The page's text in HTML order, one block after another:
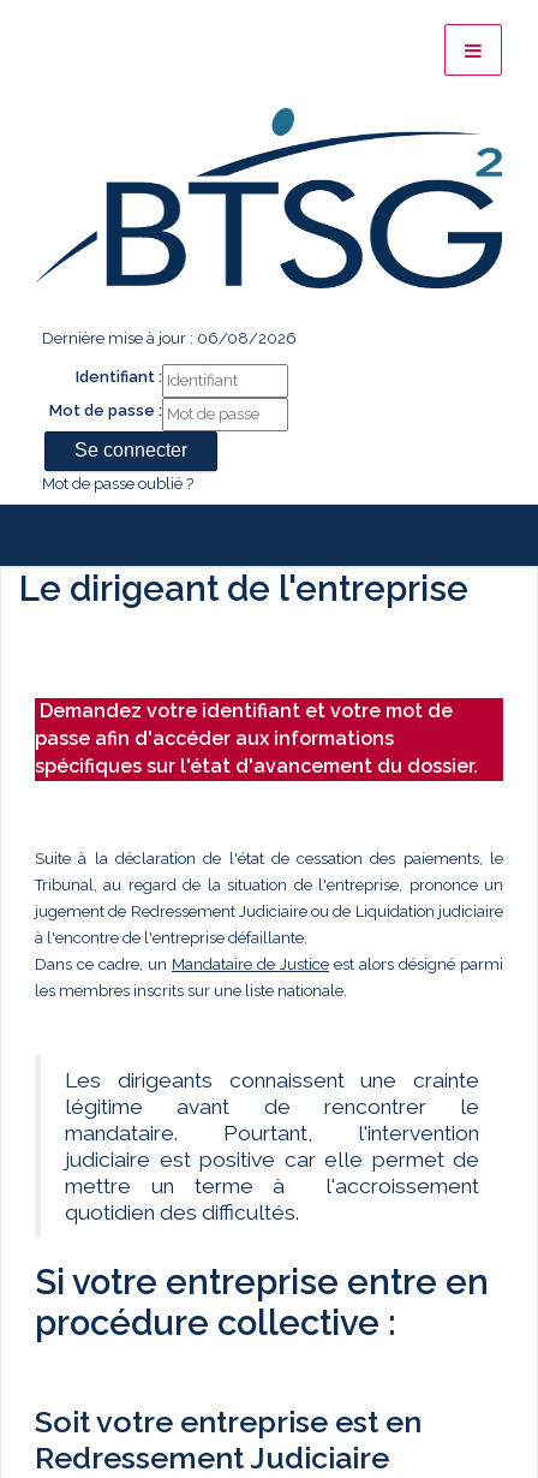
Dernière mise à jour : 06/08/2026
Identifiant :
Mot de passe :
Mot de passe oublié ?
Le dirigeant de l'entreprise
Demandez votre identifiant et votre mot de
passe afin d'accéder aux informations
spécifiques sur l'état d'avancement du dossier.
Suite à la déclaration de l'état de cessation des paiements, le
Tribunal, au regard de la situation de l'entreprise, prononce un
jugement de Redressement Judiciaire ou de Liquidation judiciaire
à l'encontre de l'entreprise défaillante.
Dans ce cadre, un Mandataire de Justice est alors désigné parmi
les membres inscrits sur une liste nationale.
Les dirigeants connaissent une crainte
légitime avant de rencontrer le
mandataire. Pourtant, l'intervention
judiciaire est positive car elle permet de
mettre un terme à l'accroissement
quotidien des difficultés.
Si votre entreprise entre en
procédure collective :
Soit votre entreprise est en
Redressement Judiciaire